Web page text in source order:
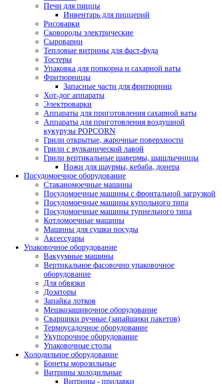
Печи для пиццы
Инвентарь для пиццерий
Рисоварки
Сковороды электрические
Сыроварни
Тепловые витрины для фаст-фуда
Тостеры
Упаковка для попкорна и сахарной ваты
Фритюрницы
Запасные части для фритюрниц
Хот-дог аппараты
Электроварки
Аппараты для приготовления сахарной ваты
Аппараты для приготовления воздушной
кукурузы POPCORN
Грили открытые, жарочные поверхности
Грили с вулканической лавой
Грили вертикальные шавермы, шашлычницы
Ножи для шаурмы, кебаба, донера
Посудомоечное оборудование
Стаканомоечные машины
Посудомоечные машины с фронтальной загрузкой
Посудомоечные машины купольного типа
Посудомоечные машины туннельного типа
Котломоечные машины
Машины для сушки посуды
Аксессуары
Упаковочное оборудование
Вакуумные машины
Вертикальное фасовочно упаковочное
оборудование
Для обвязки
Дозаторы
Запайка лотков
Мешкозашивочное оборудование
Сварщики ручные (запайщики пакетов)
Термоусадочное оборудование
Укупорочное оборудование
Упаковочные столы
Холодильное оборудование
Бонеты морозильные
Витрины холодильные
Витрины - прилавки